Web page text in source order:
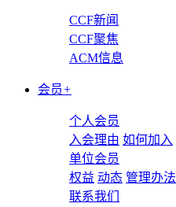
CCF新闻
CCF聚焦
ACM信息
会员+
个人会员
入会理由 如何加入
单位会员
权益 动态 管理办法
联系我们